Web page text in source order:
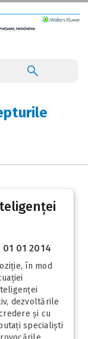
01 01 2014
în mod
dezvoltările
și cu
specialiști